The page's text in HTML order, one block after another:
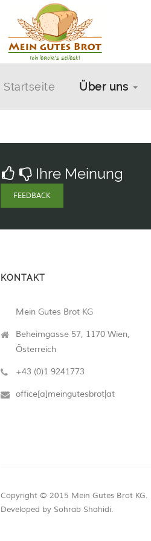
Startseite Über uns
Ihre Meinung
FEEDBACK
KONTAKT
Mein Gutes Brot KG
Beheimgasse 57, 1170 Wien,
Österreich
+43 (0)1 9241773
office[a]meingutesbrot|at
Copyright © 2015 Mein Gutes Brot KG.
Developed by Sohrab Shahidi.